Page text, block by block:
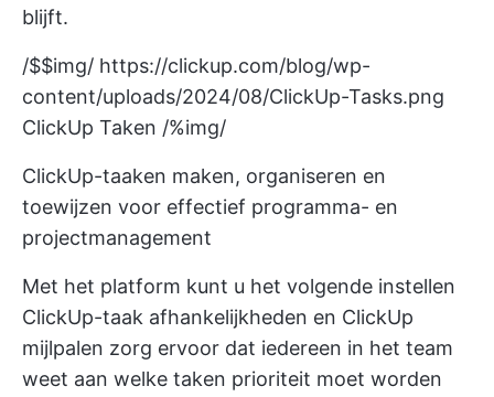
blijft.
/$$img/ https://clickup.com/blog/wp-
content/uploads/2024/08/ClickUp-Tasks.png
ClickUp Taken /%img/
ClickUp-taaken maken, organiseren en
toewijzen voor effectief programma- en
projectmanagement
Met het platform kunt u het volgende instellen
ClickUp-taak afhankelijkheden en ClickUp
mijlpalen zorg ervoor dat iedereen in het team
weet aan welke taken prioriteit moet worden